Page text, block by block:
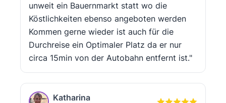
unweit ein Bauernmarkt statt wo die
Köstlichkeiten ebenso angeboten werden
Kommen gerne wieder ist auch für die
Durchreise ein Optimaler Platz da er nur
circa 15min von der Autobahn entfernt ist."
Katharina